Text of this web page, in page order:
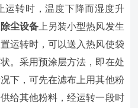
运转时，温度下降而湿度升
除尘设备 上另装小型热风发生
运转时，可以送入热风使袋
。采用预涂层方法，即在处
下，可先在滤布上用其他粉
给其他粉料，经运转一段时